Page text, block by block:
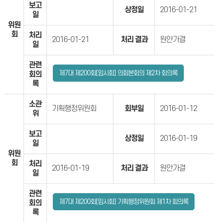
위원
회
보고
일
상정일 2016-01-21
처리
일
2016-01-21 처리 결과 원안가결
관련
회의
록
제7대 제200회[임시회] 의회본회의 제2차 회의록
위원
회
소관
위
기획행정위원회 회부일 2016-01-12
보고
일
상정일 2016-01-19
처리
일
2016-01-19 처리 결과 원안가결
관련
회의
록
제7대 제200회[임시회] 기획행정위원회 제1차 회의록